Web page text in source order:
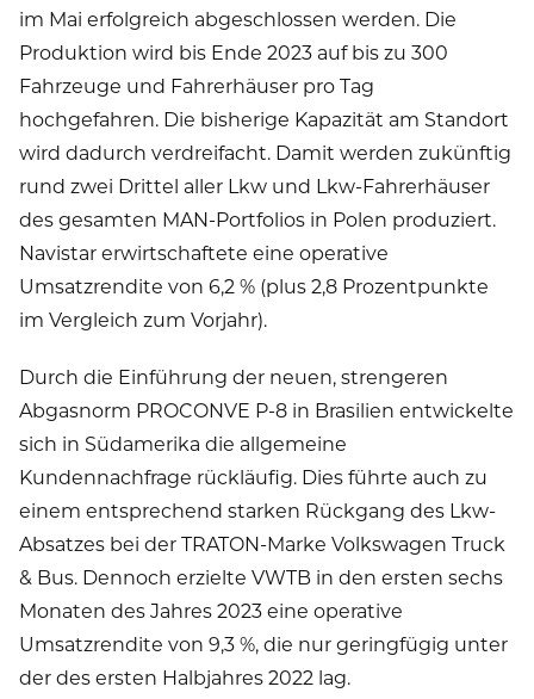
im Mai erfolgreich abgeschlossen werden. Die
Produktion wird bis Ende 2023 auf bis zu 300
Fahrzeuge und Fahrerhäuser pro Tag
hochgefahren. Die bisherige Kapazität am Standort
wird dadurch verdreifacht. Damit werden zukünftig
rund zwei Drittel aller Lkw und Lkw-Fahrerhäuser
des gesamten MAN-Portfolios in Polen produziert.
Navistar erwirtschaftete eine operative
Umsatzrendite von 6,2 % (plus 2,8 Prozentpunkte
im Vergleich zum Vorjahr).
Durch die Einführung der neuen, strengeren
Abgasnorm PROCONVE P-8 in Brasilien entwickelte
sich in Südamerika die allgemeine
Kundennachfrage rückläufig. Dies führte auch zu
einem entsprechend starken Rückgang des Lkw-
Absatzes bei der TRATON-Marke Volkswagen Truck
& Bus. Dennoch erzielte VWTB in den ersten sechs
Monaten des Jahres 2023 eine operative
Umsatzrendite von 9,3 %, die nur geringfügig unter
der des ersten Halbjahres 2022 lag.